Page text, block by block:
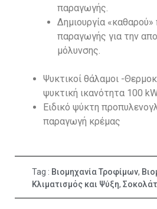
παραγωγής.
Δημιουργία
παραγωγής για την
μόλυνσης.
Ψυκτικοί θάλαμοι -
ψυκτική ικανότητα 100
Ειδικό ψύκτη
παραγωγή κρέμας
Tag : Βιομηχανία Τροφίμων,
Κλιματισμός και Ψύξη,